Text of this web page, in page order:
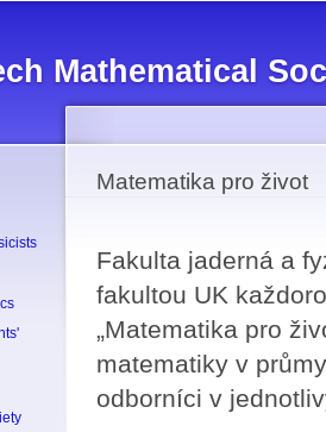
Mathematical
Matematika pro život
Fakulta jaderná a
fakultou UK
„Matematika pro
matematiky v
odborníci v